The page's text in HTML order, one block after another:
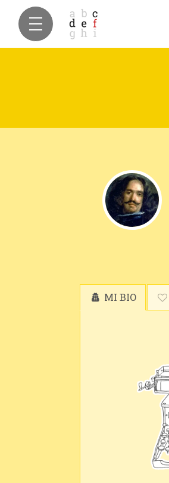
MI BIO